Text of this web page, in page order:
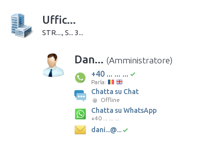
Uffic...
STR...., S... 3...
Dan... (Amministratore)
+40 ... ... ...
Parla:
Chatta su Chat
Offline
Chatta su WhatsApp
+40 ... ... ...
dani...@...